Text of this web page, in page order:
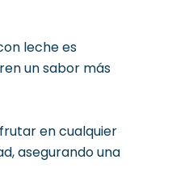
leche es
un sabor más
en cualquier
asegurando una